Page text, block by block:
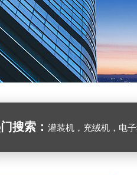
搜索： 灌装机，充绒机，电